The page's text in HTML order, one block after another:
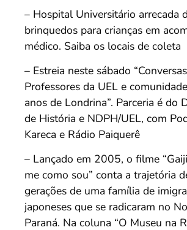
– Hospital Universitário arrecada
brinquedos para crianças em
médico. Saiba os locais de coleta
– Estreia neste sábado
Professores da UEL e
anos de Londrina”. Parceria é do
de História e NDPH/UEL, com
Kareca e Rádio Paiquerê
– Lançado em 2005, o filme
me como sou” conta a trajetória
gerações de uma família de
japoneses que se radicaram no
Paraná. Na coluna “O Museu na